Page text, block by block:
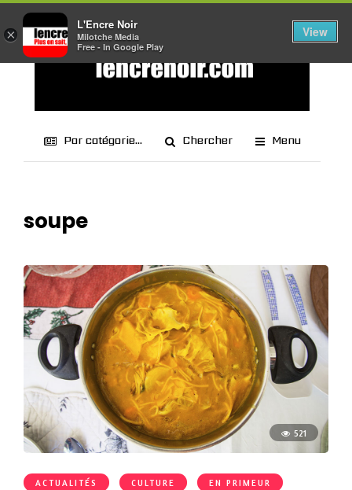
Par catégorie... Chercher Menu
soupe
521
ACTUALITÉS CULTURE EN PRIMEUR
×
L'Encre Noir
Milotche Media
Free - In Google Play
View